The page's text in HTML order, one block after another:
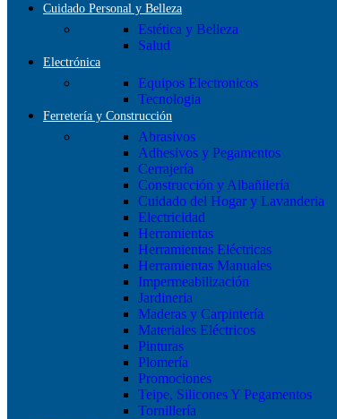
Cuidado Personal y Belleza
Estética y Belleza
Salud
Electrónica
Equipos Electronicos
Tecnologia
Ferretería y Construcción
Abrasivos
Adhesivos y Pegamentos
Cerrajería
Construcción y Albañilería
Cuidado del Hogar y Lavanderia
Electricidad
Herramientas
Herramientas Eléctricas
Herramientas Manuales
Impermeabilización
Jardineria
Maderas y Carpintería
Materiales Eléctricos
Pinturas
Plomería
Promociones
Teipe, Silicones Y Pegamentos
Tornillería